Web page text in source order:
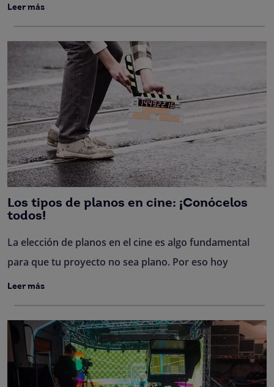
Leer más
Los tipos de planos en cine: ¡Conócelos
todos!
La elección de planos en el cine es algo fundamental
para que tu proyecto no sea plano. Por eso hoy
Leer más